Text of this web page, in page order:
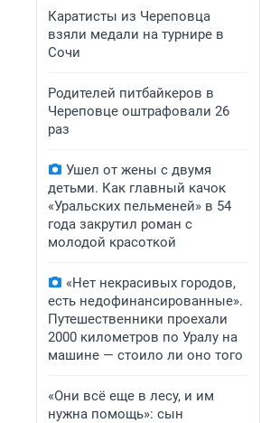
Каратисты из Череповца
взяли медали на турнире в
Сочи
Родителей питбайкеров в
Череповце оштрафовали 26
раз
Ушел от жены с двумя
детьми. Как главный качок
«Уральских пельменей» в 54
года закрутил роман с
молодой красоткой
«Нет некрасивых городов,
есть недофинансированные».
Путешественники проехали
2000 километров по Уралу на
машине — стоило ли оно того
«Они всё еще в лесу, и им
нужна помощь»: сын